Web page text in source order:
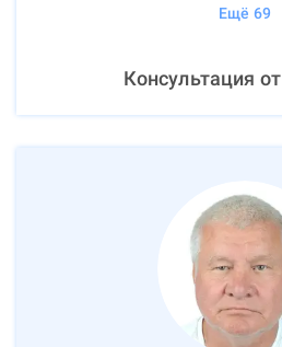
Ещё 69
Консультация от